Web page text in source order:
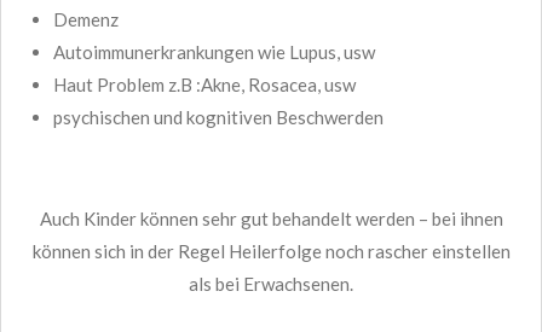
Demenz
Autoimmunerkrankungen wie Lupus, usw
Haut Problem z.B :Akne, Rosacea, usw
psychischen und kognitiven Beschwerden
Auch Kinder können sehr gut behandelt werden – bei ihnen
können sich in der Regel Heilerfolge noch rascher einstellen
als bei Erwachsenen.